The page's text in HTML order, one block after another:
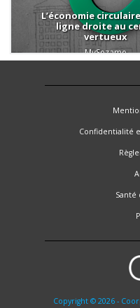
L’économie
ligne droite au
vertueux
MySezame
Copyright © 2026 -
Confidentialité
Santé